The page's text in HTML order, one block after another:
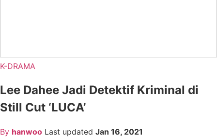
K-DRAMA
Lee Dahee Jadi Detektif Kriminal di
Still Cut ‘LUCA’
By hanwoo Last updated Jan 16, 2021